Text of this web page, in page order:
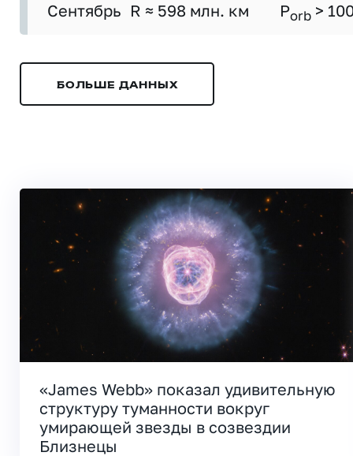
Сентябрь R ≈ 598 млн. км Porb >
БОЛЬШЕ ДАННЫХ
«James Webb» показал удивительную
структуру туманности вокруг
умирающей звезды в созвездии
Близнецы